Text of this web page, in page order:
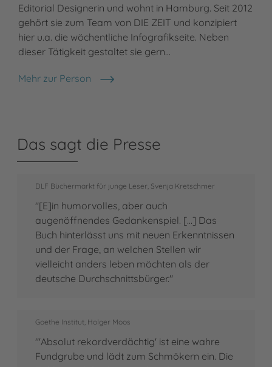
Editorial Designerin und wohnt in Hamburg. Seit 2012
gehört sie zum Team von DIE ZEIT und konzipiert
hier u.a. die wöchentliche Infografikseite. Neben
dieser Tätigkeit gestaltet sie gern…
Mehr zur Person
Nora Coenenberg
Das sagt die Presse
DLF Büchermarkt für junge Leser, Svenja Kretschmer
"[E]in humorvolles, aber auch
augenöffnendes Gedankenspiel. [...] Das
Buch hinterlässt uns mit neuen Erkenntnissen
und der Frage, an welchen Stellen wir
vielleicht anders leben möchten als der
deutsche Durchschnittsbürger."
Goethe Institut, Holger Moos
"'Absolut rekordverdächtig' ist eine wahre
Fundgrube und lädt zum Schmökern ein. Die